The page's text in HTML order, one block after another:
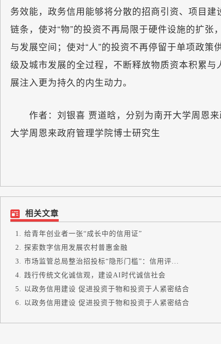
务效能，政务信用能够将分散的招商引资、项目
链条，使对“物”的投资不再局限于硬件设施的扩
与发展空间；使对“人”的投资不再停留于单项政
级及城市发展的全过程，不断释放物质资本积累
展注入更为持久的内生动力。
作者：刘银喜 贾道晗，分别为南开大学周恩来
大学周恩来政府管理学院博士研究生
相关文章
给青年创业者一张“成长中的信用证”
探索数字信用发展农村普惠金融
市场监管总局整治招投标“隐形门槛”：信用评...
践行传统文化诚信观，建设AI时代诚信社会
以政务信用建设 促进投资于物和投资于人紧密结合
以政务信用建设 促进投资于物和投资于人紧密结合